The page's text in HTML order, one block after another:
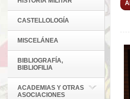
CASTELLOLOGÍA
MISCELÁNEA
BIBLIOGRAFÍA,
BIBLIOFILIA
ACADEMIAS Y OTRAS
ASOCIACIONES